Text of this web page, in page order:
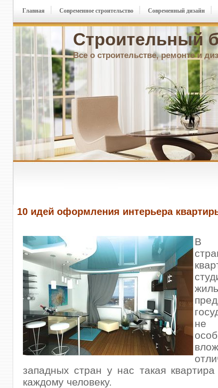
Строительный
Все о строительстве, ремонте и
Главная Современное строительство Современный дизайн
10 идей оформления интерьера
В
не
западных стран у нас такая
каждому человеку.